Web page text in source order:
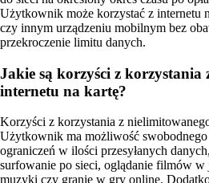
Użytkownik może korzystać z internetu
czy innym urządzeniu mobilnym bez
przekroczenie limitu danych.
Jakie są korzyści z korzystania
internetu na kartę?
Korzyści z korzystania z
Użytkownik ma możliwość
ograniczeń w ilości przesyłanych
surfowanie po sieci, oglądanie filmów w
muzyki czy granie w gry online.